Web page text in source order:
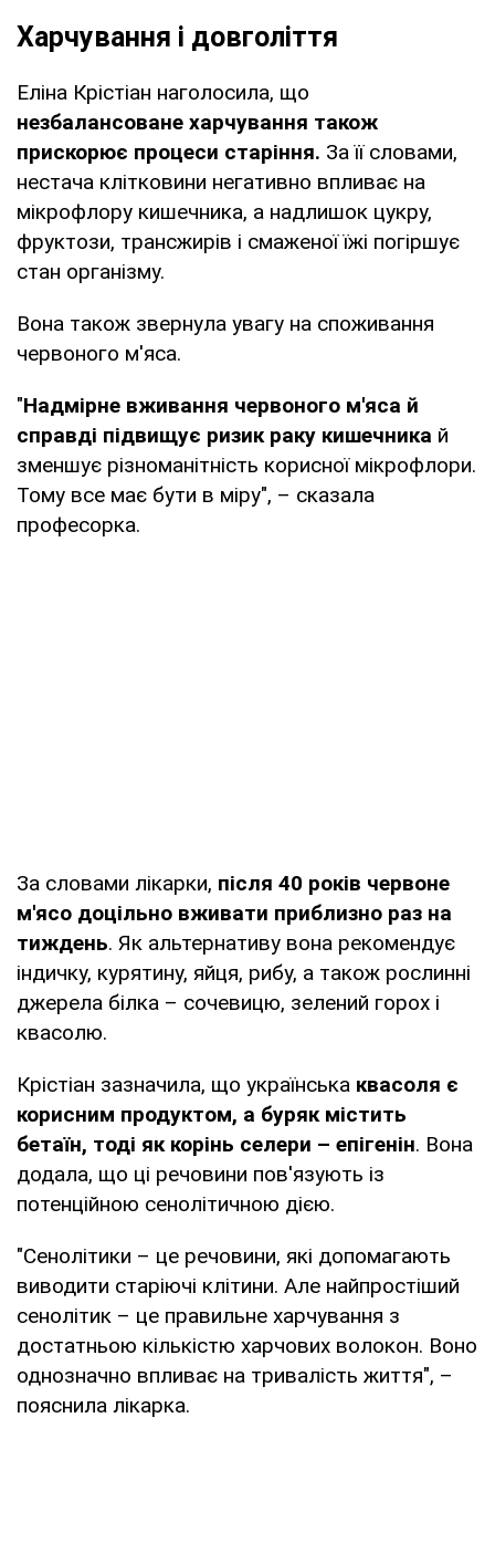
Харчування і довголіття
Еліна Крістіан наголосила, що
незбалансоване харчування також
прискорює процеси старіння. За її словами,
нестача клітковини негативно впливає на
мікрофлору кишечника, а надлишок цукру,
фруктози, трансжирів і смаженої їжі погіршує
стан організму.
Вона також звернула увагу на споживання
червоного м'яса.
"Надмірне вживання червоного м'яса й
справді підвищує ризик раку кишечника й
зменшує різноманітність корисної мікрофлори.
Тому все має бути в міру", – сказала
професорка.
За словами лікарки, після 40 років червоне
м'ясо доцільно вживати приблизно раз на
тиждень. Як альтернативу вона рекомендує
індичку, курятину, яйця, рибу, а також рослинні
джерела білка – сочевицю, зелений горох і
квасолю.
Крістіан зазначила, що українська квасоля є
корисним продуктом, а буряк містить
бетаїн, тоді як корінь селери – епігенін. Вона
додала, що ці речовини пов'язують із
потенційною сенолітичною дією.
"Сенолітики – це речовини, які допомагають
виводити старіючі клітини. Але найпростіший
сенолітик – це правильне харчування з
достатньою кількістю харчових волокон. Воно
однозначно впливає на тривалість життя", –
пояснила лікарка.